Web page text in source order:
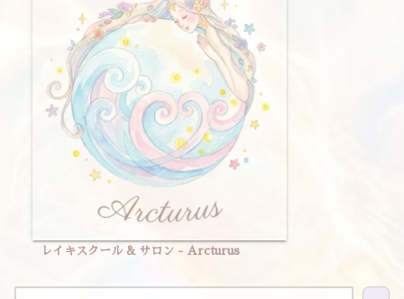
レイキスクール & サロン - Arcturus